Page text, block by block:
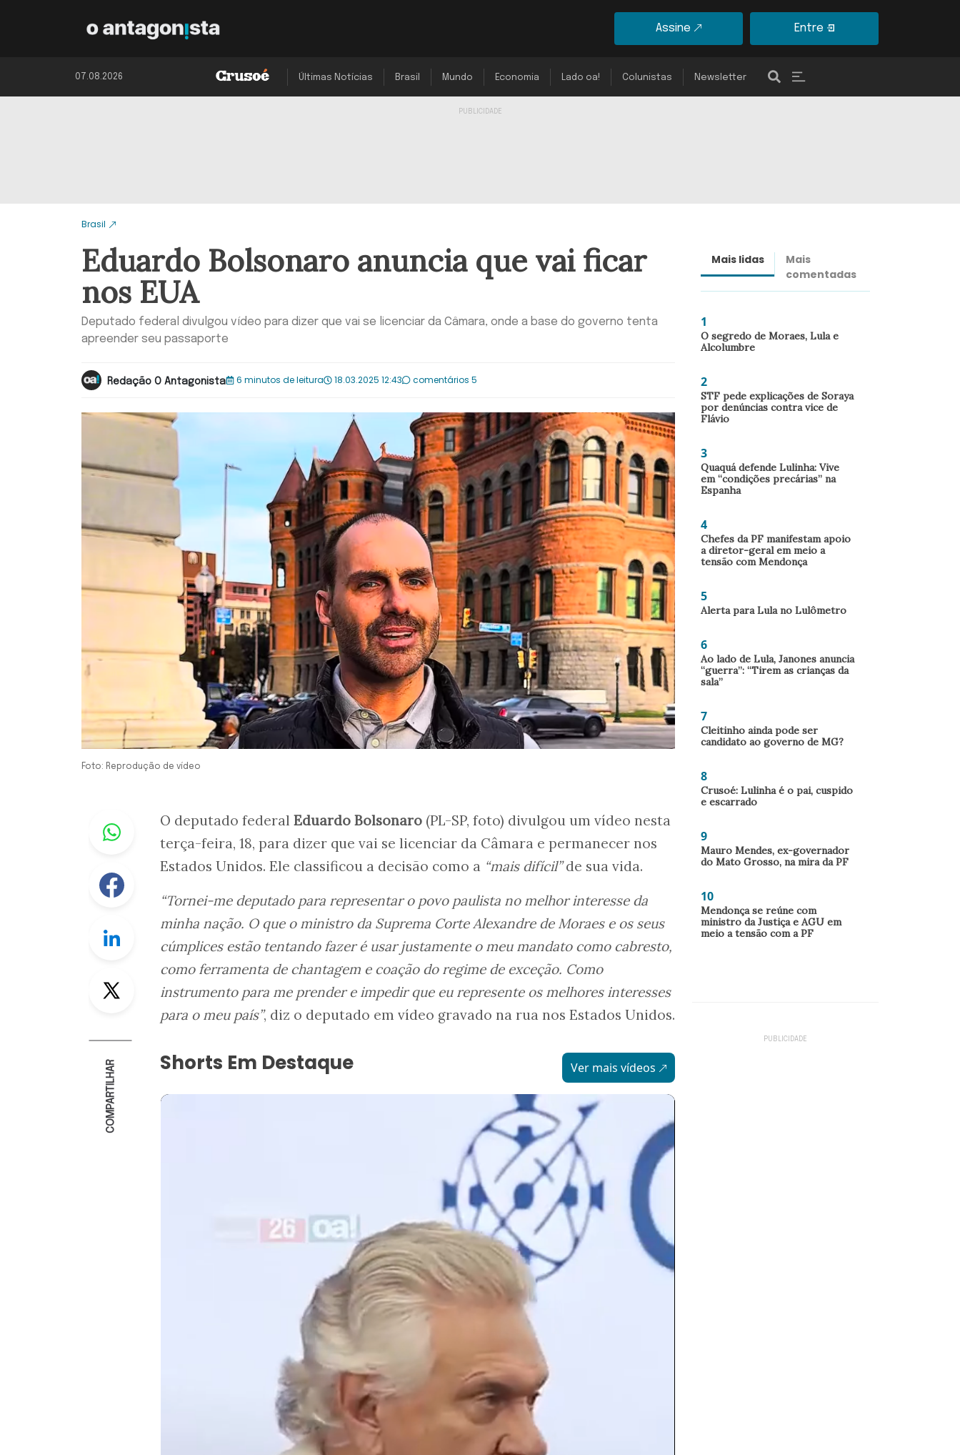
Assine Entre
07.08.2026 Últimas Notícias Brasil Mundo Economia Lado oa! Colunistas Newsletter
Brasil
Eduardo Bolsonaro anuncia que vai ficar
nos EUA
Deputado federal divulgou vídeo para dizer que vai se licenciar da Câmara, onde a base do governo tenta
apreender seu passaporte
Redação O Antagonista 6 minutos de leitura 18.03.2025 12:43 comentários 5
Foto: Reprodução de vídeo
Whastapp
Facebook
Linkedin
Twitter
COMPARTILHAR
O deputado federal Eduardo Bolsonaro (PL-SP, foto) divulgou um vídeo nesta
terça-feira, 18, para dizer que vai se licenciar da Câmara e permanecer nos
Estados Unidos. Ele classificou a decisão como a “mais difícil”de sua vida.
“Tornei-me deputado para representar o povo paulista no melhor interesse da
minha nação. O que o ministro da Suprema Corte Alexandre de Moraes e os seus
cúmplices estão tentando fazer é usar justamente o meu mandato como cabresto,
como ferramenta de chantagem e coação do regime de exceção. Como
instrumento para me prender e impedir que eu represente os melhores interesses
para o meu país”, diz o deputado em vídeo gravado na rua nos Estados Unidos.
Shorts Em Destaque Ver mais vídeos
Mais lidas
Mais
comentadas
1
O segredo de Moraes, Lula e
Alcolumbre
2
STF pede explicações de Soraya
por denúncias contra vice de
Flávio
3
Quaquá defende Lulinha: Vive
em “condições precárias” na
Espanha
4
Chefes da PF manifestam apoio
a diretor-geral em meio a
tensão com Mendonça
5
Alerta para Lula no Lulômetro
6
Ao lado de Lula, Janones anuncia
“guerra”: “Tirem as crianças da
sala”
7
Cleitinho ainda pode ser
candidato ao governo de MG?
8
Crusoé: Lulinha é o pai, cuspido
e escarrado
9
Mauro Mendes, ex-governador
do Mato Grosso, na mira da PF
10
Mendonça se reúne com
ministro da Justiça e AGU em
meio a tensão com a PF